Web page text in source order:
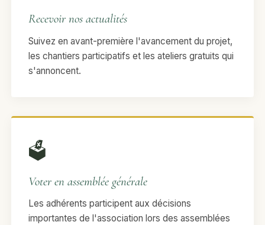
Recevoir nos actualités
Suivez en avant-première l'avancement du projet,
les chantiers participatifs et les ateliers gratuits qui
s'annoncent.
🗳️
Voter en assemblée générale
Les adhérents participent aux décisions
importantes de l'association lors des assemblées